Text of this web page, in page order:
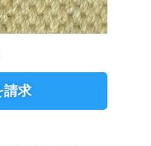
請求